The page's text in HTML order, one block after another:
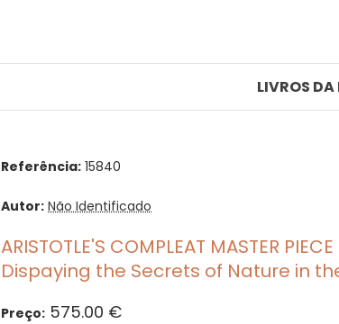
LIVROS
Referência: 15840
Autor: Não Identificado
ARISTOTLE'S COMPLEAT MASTER
Dispaying the Secrets of Nature in
Preço: 575.00 €